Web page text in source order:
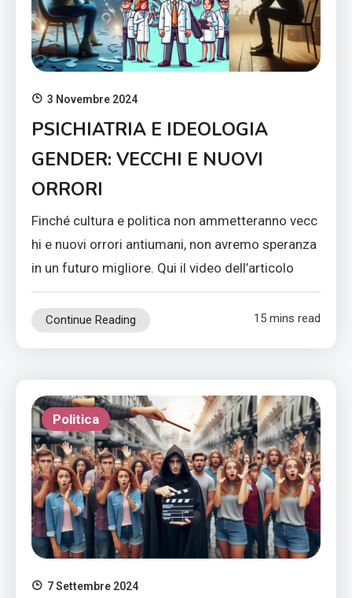
3 Novembre 2024
PSICHIATRIA E IDEOLOGIA
GENDER: VECCHI E NUOVI
ORRORI
Finché cultura e politica non ammetteranno vecc
hi e nuovi orrori antiumani, non avremo speranza
in un futuro migliore. Qui il video dell’articolo
Continue Reading 15 mins read
Politica
7 Settembre 2024